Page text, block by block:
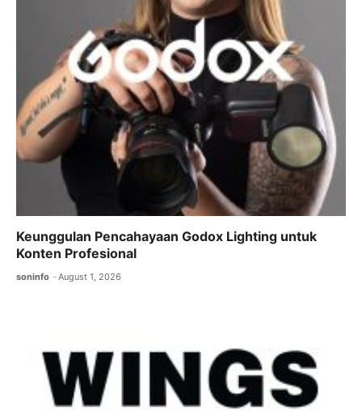
k
p
p
m
Keunggulan Pencahayaan Godox Lighting untuk
Konten Profesional
soninfo August 1, 2026